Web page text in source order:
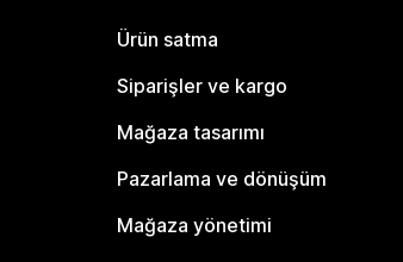
Ürün satma
Siparişler ve kargo
Mağaza tasarımı
Pazarlama ve dönüşüm
Mağaza yönetimi